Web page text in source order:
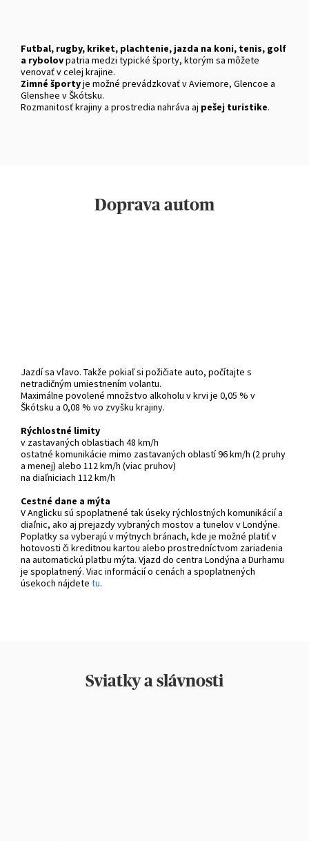
Futbal, rugby, kriket, plachtenie, jazda na koni, tenis, golf
a rybolovpatria medzi typické športy, ktorým sa môžete
venovať v celej krajine.
Zimné športyje možné prevádzkovať v Aviemore, Glencoe a
Glenshee v Škótsku.
Rozmanitosť krajiny a prostredia nahráva aj pešej turistike.
Doprava autom
Jazdí sa vľavo. Takže pokiaľ si požičiate auto, počítajte s
netradičným umiestnením volantu.
Maximálne povolené množstvo alkoholu v krvi je 0,05 % v
Škótsku a 0,08 % vo zvyšku krajiny.
Rýchlostné limity
v zastavaných oblastiach 48 km/h
ostatné komunikácie mimo zastavaných oblastí 96 km/h (2 pruhy
a menej) alebo 112 km/h (viac pruhov)
na diaľniciach 112 km/h
Cestné dane a mýta
V Anglicku sú spoplatnené tak úseky rýchlostných komunikácií a
diaľnic, ako aj prejazdy vybraných mostov a tunelov v Londýne.
Poplatky sa vyberajú v mýtnych bránach, kde je možné platiť v
hotovosti či kreditnou kartou alebo prostredníctvom zariadenia
na automatickú platbu mýta. Vjazd do centra Londýna a Durhamu
je spoplatnený. Viac informácií o cenách a spoplatnených
úsekoch nájdete tu.
Sviatky a slávnosti